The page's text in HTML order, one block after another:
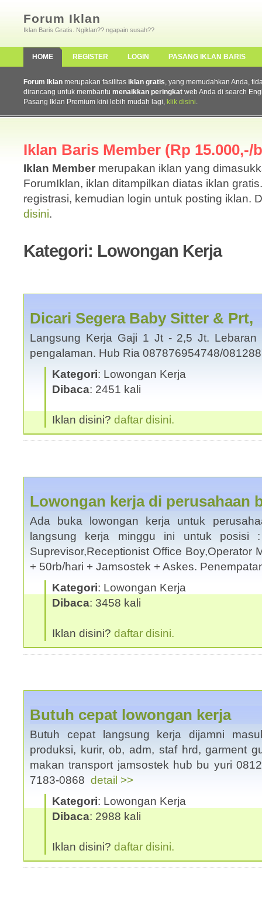
Forum Iklan
Iklan Baris Gratis. Ngiklan?? ngapain susah??
HOME REGISTER LOGIN PASANG IKLAN BARIS
Forum Iklan merupakan fasilitas iklan gratis, yang memudahkan Anda,
dirancang untuk membantu menaikkan peringkat web Anda di search
Pasang Iklan Premium kini lebih mudah lagi, klik disini.
Iklan Baris Member (Rp 15.000,-/
Iklan Member merupakan iklan yang
ForumIklan, iklan ditampilkan diatas iklan
registrasi, kemudian login untuk posting iklan.
disini.
Kategori: Lowongan Kerja
Dicari Segera Baby Sitter & Prt,
Langsung Kerja Gaji 1 Jt - 2,5 Jt. Lebaran
pengalaman. Hub Ria 087876954748/
Kategori: Lowongan Kerja
Dibaca: 2451 kali
Iklan disini? daftar disini.
Lowongan kerja di perusahaan
Ada buka lowongan kerja untuk
langsung kerja minggu ini untuk posisi :
Suprevisor,Receptionist Office Boy,Operator
+ 50rb/hari + Jamsostek + Askes.
Kategori: Lowongan Kerja
Dibaca: 3458 kali
Iklan disini? daftar disini.
Butuh cepat lowongan kerja
Butuh cepat langsung kerja dijamni
produksi, kurir, ob, adm, staf hrd, garment
makan transport jamsostek hub bu yuri
7183-0868 detail >>
Kategori: Lowongan Kerja
Dibaca: 2988 kali
Iklan disini? daftar disini.